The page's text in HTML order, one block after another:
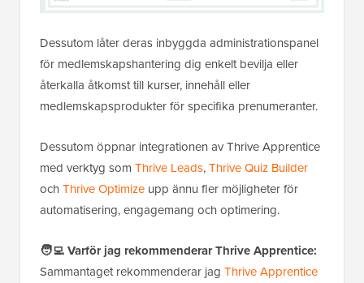
Dessutom låter deras inbyggda administrationspanel
för medlemskapshantering dig enkelt bevilja eller
återkalla åtkomst till kurser, innehåll eller
medlemskapsprodukter för specifika prenumeranter.
Dessutom öppnar integrationen av Thrive Apprentice
med verktyg som Thrive Leads,Thrive Quiz Builder
ochThrive Optimize upp ännu fler möjligheter för
automatisering, engagemang och optimering.
🧑‍💻Varför jag rekommenderar Thrive Apprentice:
Sammantaget rekommenderar jag Thrive Apprentice